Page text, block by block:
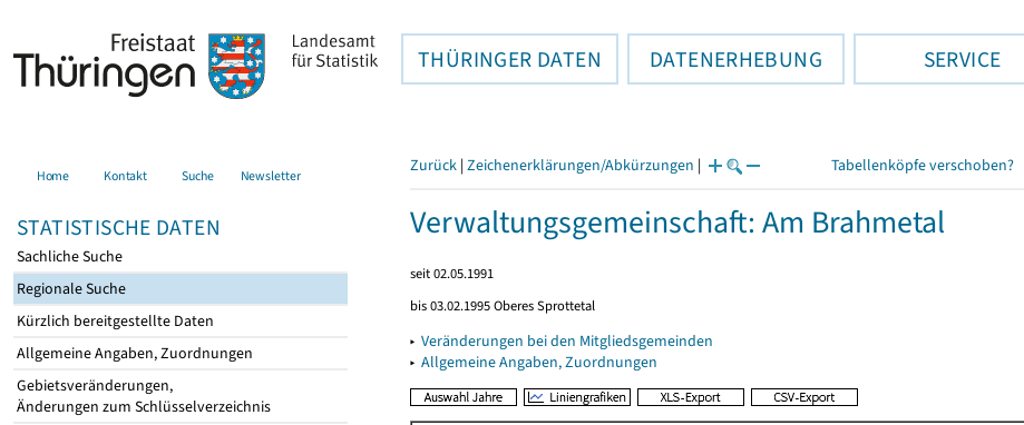
THÜRINGER DATEN DATENERHEBUNG SERVICE
Home Kontakt Suche Newsletter
STATISTISCHE DATEN
Sachliche Suche
Regionale Suche
Kürzlich bereitgestellte Daten
Allgemeine Angaben, Zuordnungen
Gebietsveränderungen,
Änderungen zum Schlüsselverzeichnis
Zurück | Zeichenerklärungen/Abkürzungen | Tabellenköpfe verschoben?
Verwaltungsgemeinschaft: Am Brahmetal
seit 02.05.1991
bis 03.02.1995 Oberes Sprottetal
▸ Veränderungen bei den Mitgliedsgemeinden
▸ Allgemeine Angaben, Zuordnungen